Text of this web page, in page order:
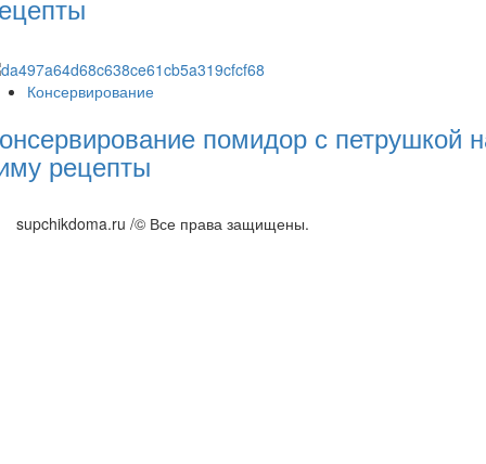
Консервирование
помидор с петрушкой
рецепты
supchikdoma.ru /© Все права защищены.